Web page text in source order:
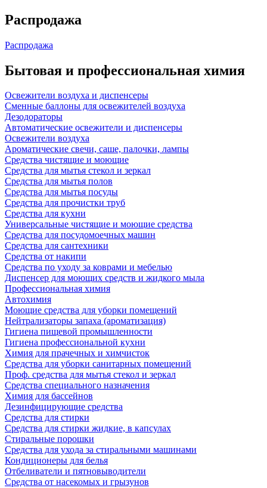
Распродажа
Распродажа
Бытовая и профессиональная химия
Освежители воздуха и диспенсеры
Сменные баллоны для освежителей воздуха
Дезодораторы
Автоматические освежители и диспенсеры
Освежители воздуха
Ароматические свечи, саше, палочки, лампы
Средства чистящие и моющие
Средства для мытья стекол и зеркал
Средства для мытья полов
Средства для мытья посуды
Средства для прочистки труб
Средства для кухни
Универсальные чистящие и моющие средства
Средства для посудомоечных машин
Средства для сантехники
Средства от накипи
Средства по уходу за коврами и мебелью
Диспенсер для моющих средств и жидкого мыла
Профессиональная химия
Автохимия
Моющие средства для уборки помещений
Нейтрализаторы запаха (ароматизация)
Гигиена пищевой промышленности
Гигиена профессиональной кухни
Химия для прачечных и химчисток
Средства для уборки санитарных помещений
Проф. средства для мытья стекол и зеркал
Средства специального назначения
Химия для бассейнов
Дезинфицирующие средства
Средства для стирки
Средства для стирки жидкие, в капсулах
Стиральные порошки
Средства для ухода за стиральными машинами
Кондиционеры для белья
Отбеливатели и пятновыводители
Средства от насекомых и грызунов